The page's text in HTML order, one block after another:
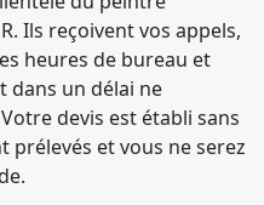
Ils reçoivent vos appels,
heures de bureau et
dans un délai ne
devis est établi sans
prélevés et vous ne serez